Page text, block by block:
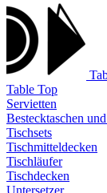
Table Top
Servietten
Bestecktaschen
Tischsets
Tischmitteldecken
Tischläufer
Tischdecken